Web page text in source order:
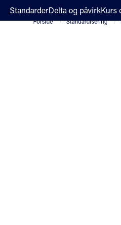
;StandarderDelta og påvirkKurs
Forside Standardisering